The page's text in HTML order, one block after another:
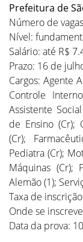
Prefeitura de
Número de
Nível:
Salário: até R$
Prazo: 16 de
Cargos: Agente
Controle
Assistente
de Ensino (Cr);
(Cr);
Pediatra (Cr);
Máquinas (Cr);
Alemão (1);
Taxa de
Onde se
Data da prova: